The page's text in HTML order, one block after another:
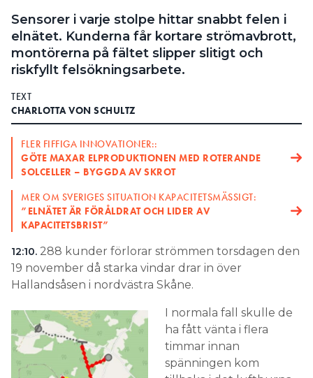
SEARCH
Sensorer i varje stolpe hittar snabbt felen i
elnätet. Kunderna får kortare strömavbrott,
montörerna på fältet slipper slitigt och
riskfyllt felsökningsarbete.
TEXT
CHARLOTTA VON SCHULTZ
FLER FIFFIGA INNOVATIONER::
GÖTE MAXAR ELPRODUKTIONEN MED ROTERANDE
SOLCELLER – BYGGDA AV SKROT
MER OM SVERIGES SITUATION KAPACITETSMÄSSIGT:
”ELNÄTET ÄR FÖRÅLDRAT OCH LIDER AV
KAPACITETSBRIST”
12:10. 288 kunder förlorar strömmen torsdagen den
19 november då starka vindar drar in över
Hallandsåsen i nordvästra Skåne.
I normala fall skulle de
ha fått vänta i flera
timmar innan
spänningen kom